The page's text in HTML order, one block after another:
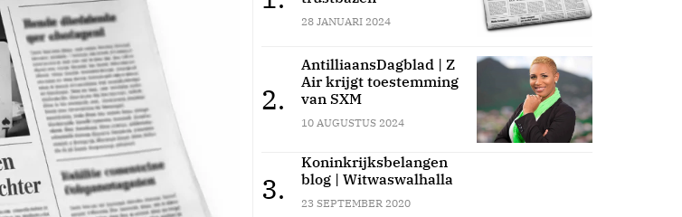
28 JANUARI 2024
2.
AntilliaansDagblad | Z
Air krijgt toestemming
van SXM
10 AUGUSTUS 2024
3.
Koninkrijksbelangen
blog | Witwaswalhalla
23 SEPTEMBER 2020